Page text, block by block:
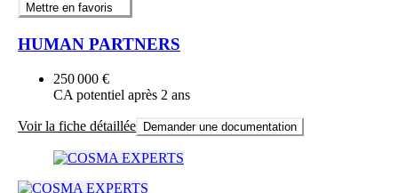
Mettre en favoris
HUMAN PARTNERS
250 000 €
CA potentiel après 2 ans
Voir la fiche détaillée Demander une documentation